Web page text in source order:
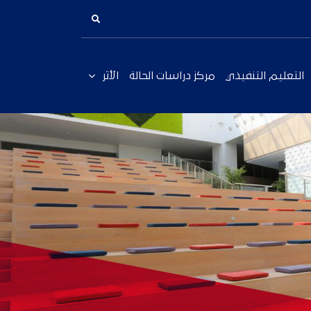
التعليم التنفيذي مركز دراسات الحالة الأثر